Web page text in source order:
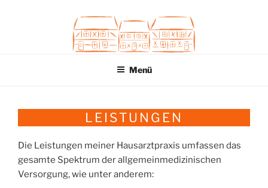
Menü
LEISTUNGEN
Die Leistungen meiner Hausarztpraxis umfassen das
gesamte Spektrum der allgemeinmedizinischen
Versorgung, wie unter anderem: